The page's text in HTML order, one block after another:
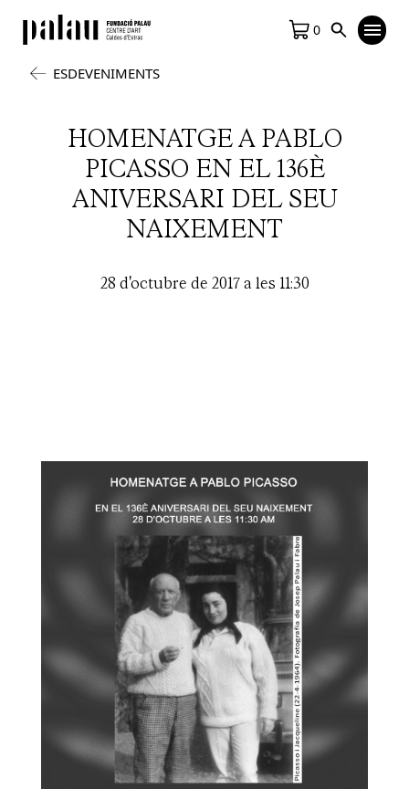
0
ESDEVENIMENTS
HOMENATGE A PABLO
PICASSO EN EL 136È
ANIVERSARI DEL SEU
NAIXEMENT
28 d'octubre de 2017 a les 11:30